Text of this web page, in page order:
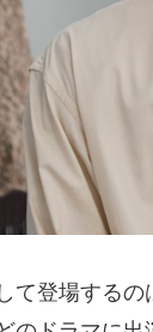
て登場する